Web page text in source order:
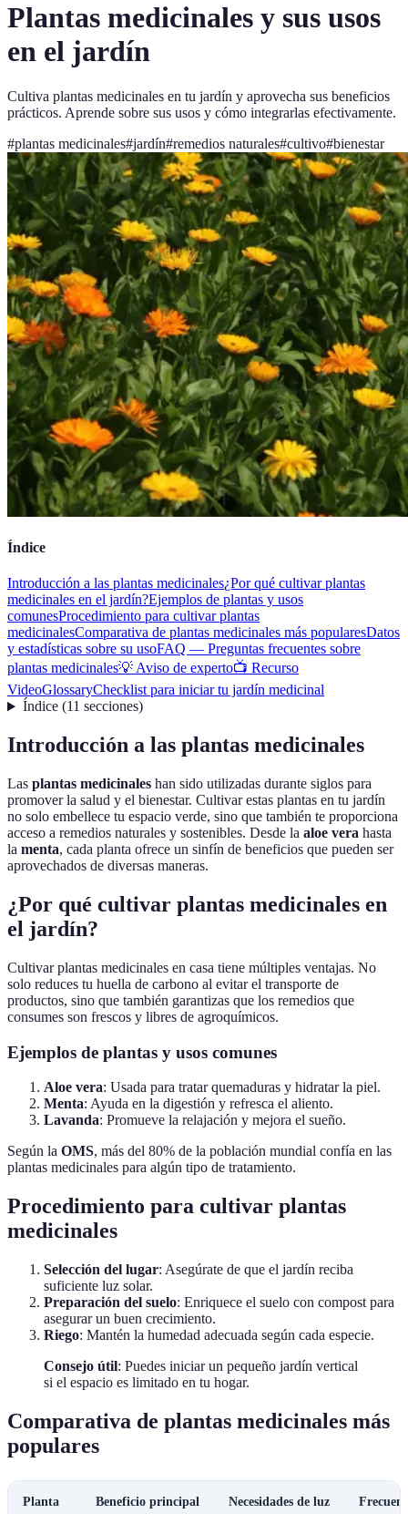
Plantas medicinales y sus usos
en el jardín
Cultiva plantas medicinales en tu jardín y aprovecha sus beneficios
prácticos. Aprende sobre sus usos y cómo integrarlas efectivamente.
#plantas medicinales#jardín#remedios naturales#cultivo#bienestar
Índice
Introducción a las plantas medicinales¿Por qué cultivar plantas
medicinales en el jardín?Ejemplos de plantas y usos
comunesProcedimiento para cultivar plantas
medicinalesComparativa de plantas medicinales más popularesDatos
y estadísticas sobre su usoFAQ — Preguntas frecuentes sobre
plantas medicinales💡 Aviso de experto📺 Recurso
VideoGlossaryChecklist para iniciar tu jardín medicinal
Índice(11 secciones)
Introducción a las plantas medicinales
Las plantas medicinales han sido utilizadas durante siglos para
promover la salud y el bienestar. Cultivar estas plantas en tu jardín
no solo embellece tu espacio verde, sino que también te proporciona
acceso a remedios naturales y sostenibles. Desde la aloe vera hasta
la menta, cada planta ofrece un sinfín de beneficios que pueden ser
aprovechados de diversas maneras.
¿Por qué cultivar plantas medicinales en
el jardín?
Cultivar plantas medicinales en casa tiene múltiples ventajas. No
solo reduces tu huella de carbono al evitar el transporte de
productos, sino que también garantizas que los remedios que
consumes son frescos y libres de agroquímicos.
Ejemplos de plantas y usos comunes
Aloe vera: Usada para tratar quemaduras y hidratar la piel.
Menta: Ayuda en la digestión y refresca el aliento.
Lavanda: Promueve la relajación y mejora el sueño.
Según la OMS, más del 80% de la población mundial confía en las
plantas medicinales para algún tipo de tratamiento.
Procedimiento para cultivar plantas
medicinales
Selección del lugar: Asegúrate de que el jardín reciba
suficiente luz solar.
Preparación del suelo: Enriquece el suelo con compost para
asegurar un buen crecimiento.
Riego: Mantén la humedad adecuada según cada especie.
Consejo útil: Puedes iniciar un pequeño jardín vertical
si el espacio es limitado en tu hogar.
Comparativa de plantas medicinales más
populares
Planta Beneficio principal Necesidades de luz